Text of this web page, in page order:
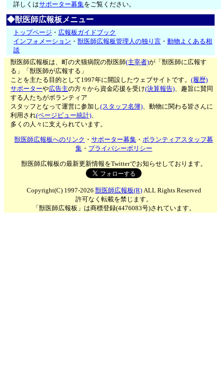
詳しくはサポーター募集をご覧ください。
◆獣医師広報板メニュー
トップページ ・ 広報板ガイドブック
インフォメーション ・獣医師広報板管理人の独り言 ・動物よくある相
談
獣医師広報板は、町の犬猫病院の獣医師(主宰者)が「獣医師に広報す
る」「獣医師が広報する」
ことを主たる目的として1997年に開設したウェブサイトです。(履歴)
サポーターや広告主の方々から資金応援を受け(決算報告)、趣旨に賛同
する人たちがボランティア
スタッフとなって運営に参加し(スタッフ名簿)、動物に関わる皆さんに
利用され(ページビュー統計)、
多くの人々に支えられています。
獣医師広報板へのリンク ・サポーター募集 ・ボランティアスタッフ募
集・ プライバシーポリシー
獣医師広報板の最新更新情報をTwitterでお知らせしております。
Copyright(C) 1997-2026 獣医師広報板(R)ALL Rights Reserved
許可なく転載を禁じます。
「獣医師広報板」は商標登録(4476083号)されています。